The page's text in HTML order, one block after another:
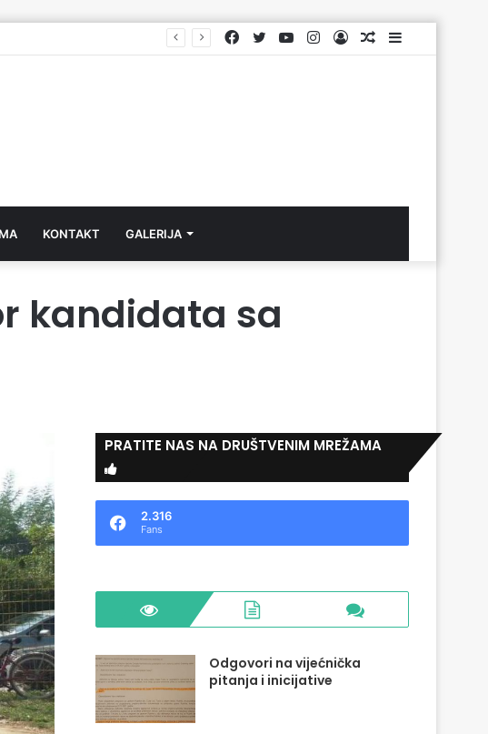
Aktuelno
Log
Instagram
YouTube
Twitter
Facebook
KONTAKT GALERIJA
kandidata sa
PRATITE NAS NA DRUŠTVENIM MREŽAMA
2.316
Fans
Odgovori na vijećnička
pitanja i inicijative